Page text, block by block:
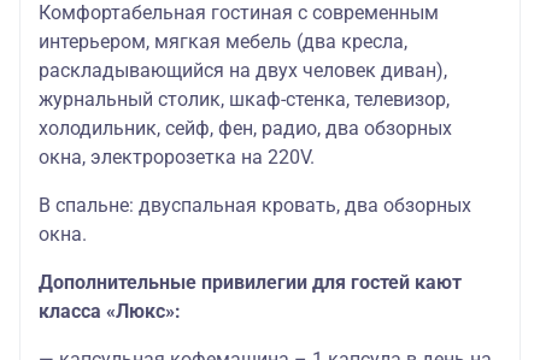
Комфортабельная гостиная с современным
интерьером, мягкая мебель (два кресла,
раскладывающийся на двух человек диван),
журнальный столик, шкаф-стенка, телевизор,
холодильник, сейф, фен, радио, два обзорных
окна, электророзетка на 220V.
В спальне: двуспальная кровать, два обзорных
окна.
Дополнительные привилегии для гостей кают
класса «Люкс»: